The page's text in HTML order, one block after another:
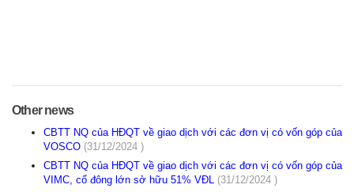
Other news
CBTT NQ của HĐQT về giao dịch với các đơn vị có vốn góp của
VOSCO (31/12/2024 )
CBTT NQ của HĐQT về giao dịch với các đơn vị có vốn góp của
VIMC, cổ đông lớn sở hữu 51% VĐL (31/12/2024 )